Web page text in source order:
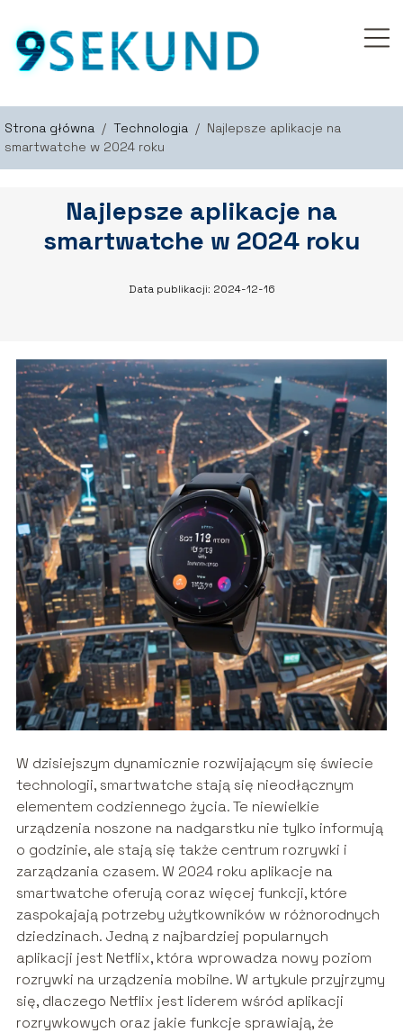
Strona główna / Technologia / Najlepsze aplikacje na
smartwatche w 2024 roku
Najlepsze aplikacje na
smartwatche w 2024 roku
Data publikacji: 2024-12-16
W dzisiejszym dynamicznie rozwijającym się świecie
technologii, smartwatche stają się nieodłącznym
elementem codziennego życia. Te niewielkie
urządzenia noszone na nadgarstku nie tylko informują
o godzinie, ale stają się także centrum rozrywki i
zarządzania czasem. W 2024 roku aplikacje na
smartwatche oferują coraz więcej funkcji, które
zaspokajają potrzeby użytkowników w różnorodnych
dziedzinach. Jedną z najbardziej popularnych
aplikacji jest Netflix, która wprowadza nowy poziom
rozrywki na urządzenia mobilne. W artykule przyjrzymy
się, dlaczego Netflix jest liderem wśród aplikacji
rozrywkowych oraz jakie funkcje sprawiają, że